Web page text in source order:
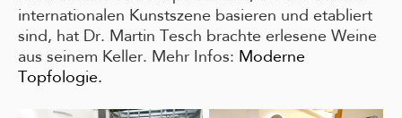
internationalen Kunstszene basieren und etabliert
sind, hat Dr. Martin Tesch brachte erlesene Weine
aus seinem Keller. Mehr Infos: Moderne
Topfologie.